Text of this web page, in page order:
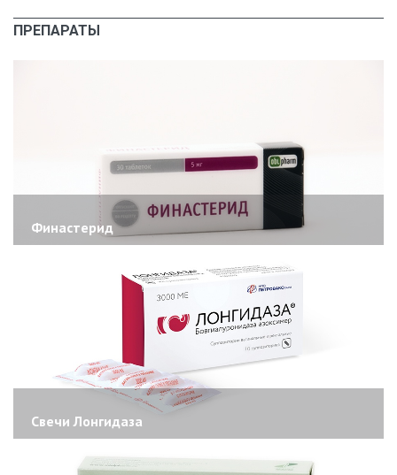
ПРЕПАРАТЫ
Финастерид
Свечи Лонгидаза